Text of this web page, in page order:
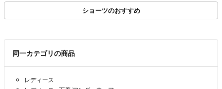
ショーツのおすすめ
同一カテゴリの商品
レディース